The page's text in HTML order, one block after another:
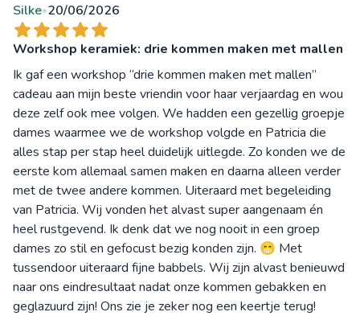
Silke•20/06/2026
Workshop keramiek: drie kommen maken met mallen
Ik gaf een workshop “drie kommen maken met mallen”
cadeau aan mijn beste vriendin voor haar verjaardag en wou
deze zelf ook mee volgen. We hadden een gezellig groepje
dames waarmee we de workshop volgde en Patricia die
alles stap per stap heel duidelijk uitlegde. Zo konden we de
eerste kom allemaal samen maken en daarna alleen verder
met de twee andere kommen. Uiteraard met begeleiding
van Patricia. Wij vonden het alvast super aangenaam én
heel rustgevend. Ik denk dat we nog nooit in een groep
dames zo stil en gefocust bezig konden zijn. 😁 Met
tussendoor uiteraard fijne babbels. Wij zijn alvast benieuwd
naar ons eindresultaat nadat onze kommen gebakken en
geglazuurd zijn! Ons zie je zeker nog een keertje terug!